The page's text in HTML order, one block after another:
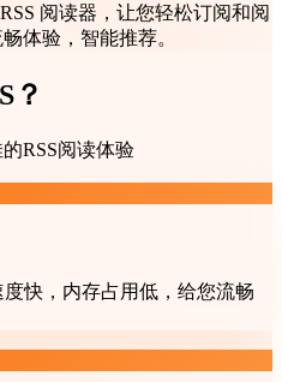
阅读器，让您轻松订阅和阅
体验，智能推荐。
？
RSS阅读体验
快，内存占用低，给您流畅